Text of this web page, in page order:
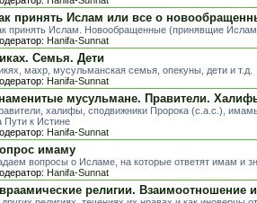
принять Ислам или все о
принять Ислам. Новообращенные (принявщие
Hanifa-Sunnat
Семья. Дети
махр, мусульманская семья, опекуны, дети и т.д.
Hanifa-Sunnat
мусульмане. Правители.
халифы, сподвижники Пророка (с.а.с.),
Пути к Истине
Hanifa-Sunnat
имаму
вопросы о Исламе, на которые ответят имам и
Hanifa-Sunnat
религии. Взаимоотношение